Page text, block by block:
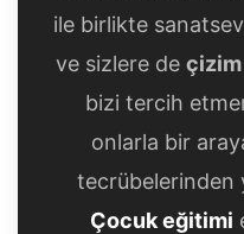
ile birlikte
ve sizlere de çizim
bizi tercih
onlarla bir
tecrübelerinden
Çocuk eğitimi